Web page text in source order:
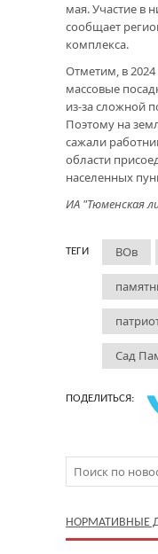
мая. Участие в
сообщает
комплекса.
Отметим, в
массовые
из-за сложной
Поэтому на
сажали
области
населенных
ИА "Тюменская
ТЕГИ ВОв
Сад
ПОДЕЛИТЬСЯ:
НОРМАТИВНЫЕ